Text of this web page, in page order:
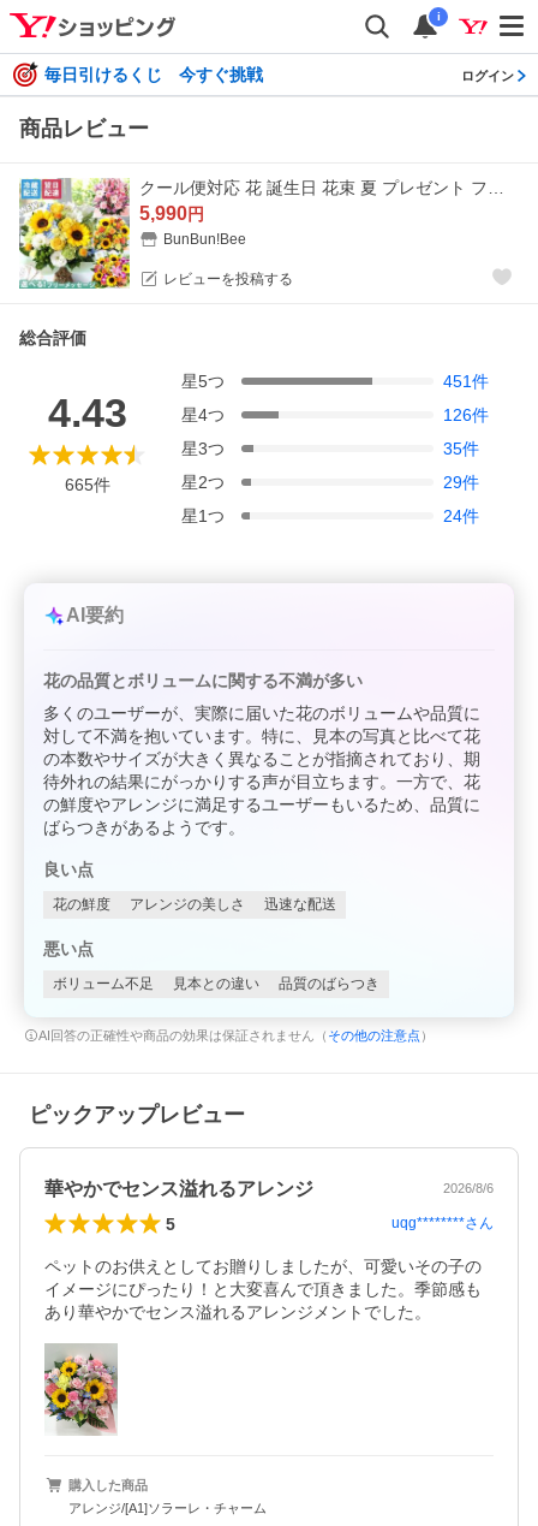
i
毎日引けるくじ 今すぐ挑戦 ログイン
商品レビュー
5,990円
BunBun!Bee
レビューを投稿する
総合評価
4.43
665件
星5つ 451件
星4つ 126件
星3つ 35件
星2つ 29件
星1つ 24件
AI要約
花の品質とボリュームに関する不満が多い
多くのユーザーが、実際に届いた花のボリュームや品質に
対して不満を抱いています。特に、見本の写真と比べて花
の本数やサイズが大きく異なることが指摘されており、期
待外れの結果にがっかりする声が目立ちます。一方で、花
の鮮度やアレンジに満足するユーザーもいるため、品質に
ばらつきがあるようです。
良い点
花の鮮度 アレンジの美しさ 迅速な配送
悪い点
ボリューム不足 見本との違い 品質のばらつき
AI回答の正確性や商品の効果は保証されません（ その他の注意点 ）
ピックアップレビュー
華やかでセンス溢れるアレンジ 2026/8/6
5 uqg********さん
ペットのお供えとしてお贈りしましたが、可愛いその子の
イメージにぴったり！と大変喜んで頂きました。季節感も
あり華やかでセンス溢れるアレンジメントでした。
購入した商品
アレンジ/[A1]ソラーレ・チャーム